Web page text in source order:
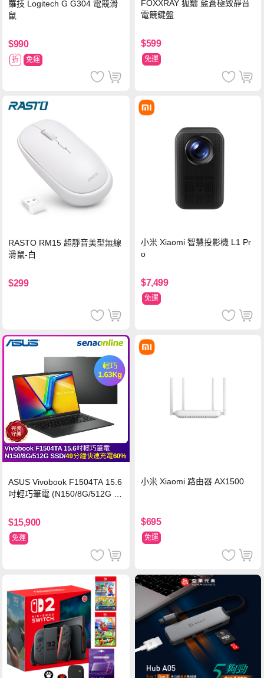
羅技 Logitech G G304 電競滑
鼠
$990
折 免運
FOXXRAY 狐鐳 藍蒼極致靜音
電競鍵盤
$599
免運
RASTO RM15 超靜音美型無線
滑鼠-白
$299
小米 Xiaomi 智慧投影機 L1 Pr
o
$7,499
免運
ASUS Vivobook F1504TA 15.6
吋輕巧筆電 (N150/8G/512G S
$15,900
免運
小米 Xiaomi 路由器 AX1500
$695
免運